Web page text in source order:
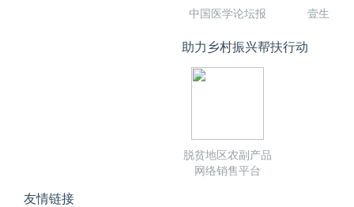
中国医学论坛报 壹生
助力乡村振兴帮扶行动
脱贫地区农副产品
网络销售平台
友情链接